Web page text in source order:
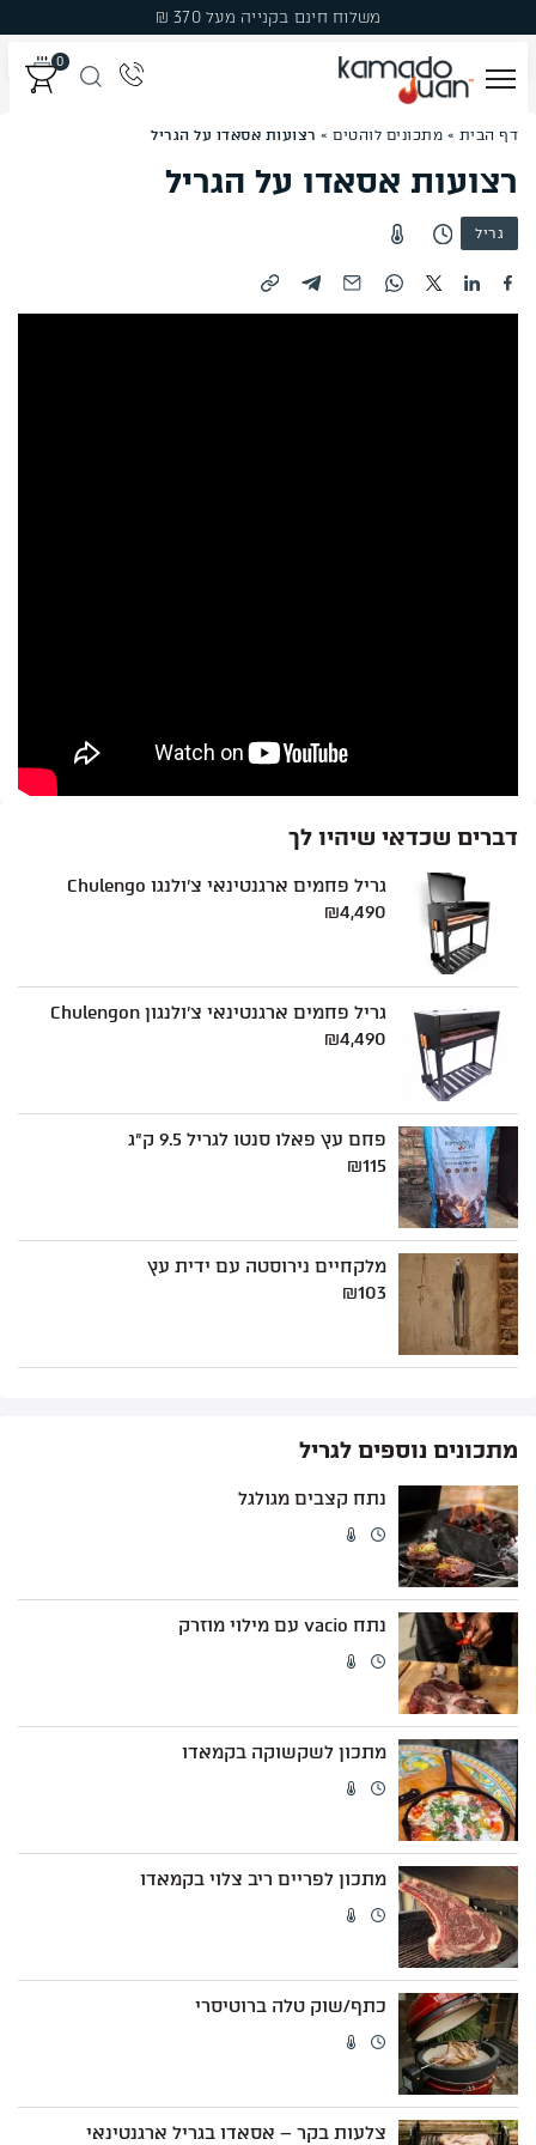
to
content
משלוח חינם בקנייה מעל 370 ₪
0
מְעַשְּׁנוֹת
פֶּחָמִים
דף הבית » מתכונים לוהטים » רצועות אסאדו על הגריל
רצועות אסאדו על הגריל
גריל
דברים שכדאי שיהיו לך
גריל פחמים ארגנטינאי צ'ולנגו Chulengo
₪4,490
גריל פחמים ארגנטינאי צ'ולנגון Chulengon
₪4,490
פחם עץ פאלו סנטו לגריל 9.5 ק"ג
₪115
מלקחיים נירוסטה עם ידית עץ
₪103
מתכונים נוספים לגריל
נתח קצבים מגולגל
נתח vacio עם מילוי מוזרק
מתכון לשקשוקה בקמאדו
מתכון לפריים ריב צלוי בקמאדו
כתף/שוק טלה ברוטיסרי
צלעות בקר – אסאדו בגריל ארגנטינאי